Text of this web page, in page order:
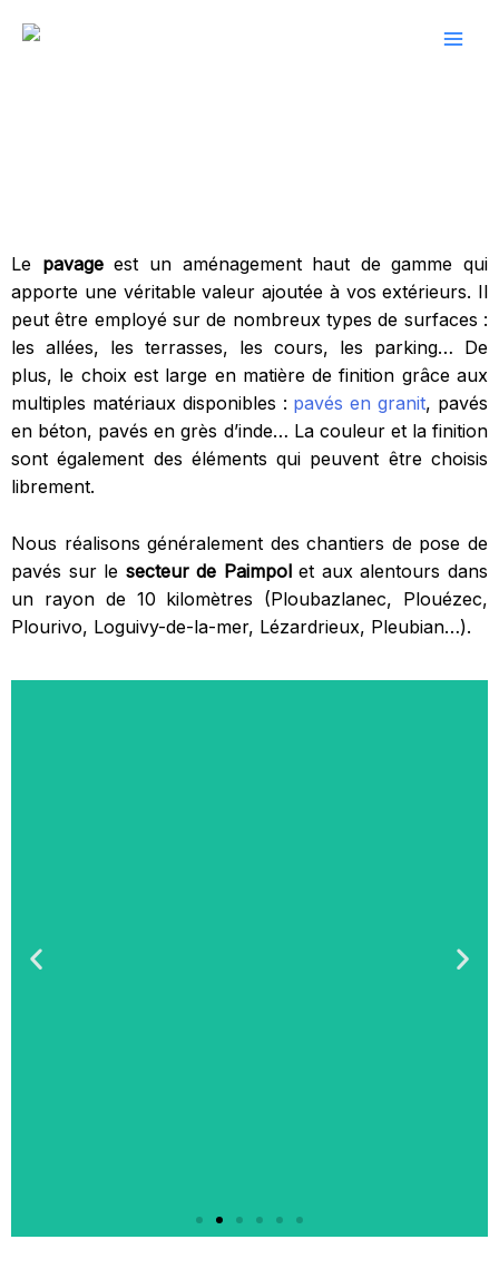
Le pavageest un aménagement haut de gamme qui
apporte une véritable valeur ajoutée à vos extérieurs. Il
peut être employé sur de nombreux types de surfaces :
les allées, les terrasses, les cours, les parking… De
plus, le choix est large en matière de finition grâce aux
multiples matériaux disponibles : pavés en granit, pavés
en béton, pavés en grès d’inde… La couleur et la finition
sont également des éléments qui peuvent être choisis
librement.
Nous réalisons généralement des chantiers de pose de
pavés sur le secteur de Paimpolet aux alentours dans
un rayon de 10 kilomètres (Ploubazlanec, Plouézec,
Plourivo, Loguivy-de-la-mer, Lézardrieux, Pleubian…).